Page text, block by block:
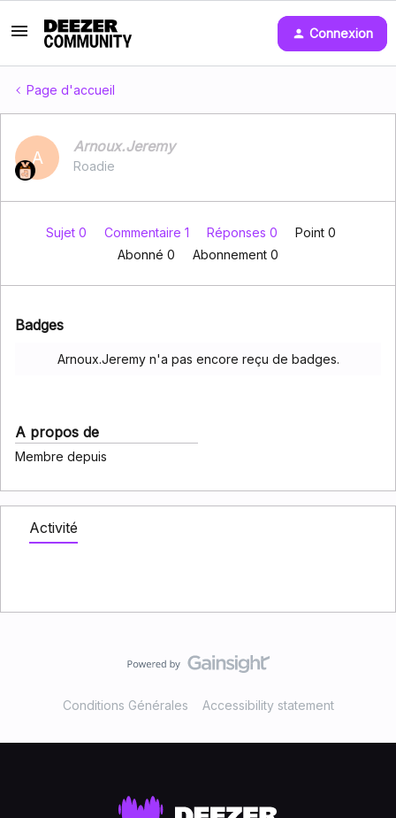
Connexion
Page d'accueil
A
Arnoux.Jeremy
Roadie
Sujet 0 Commentaire 1 Réponses 0
Point 0
Abonné 0 Abonnement 0
Badges
Arnoux.Jeremy n'a pas encore reçu de badges.
A propos de
Membre depuis
Activité
Conditions Générales Accessibility statement